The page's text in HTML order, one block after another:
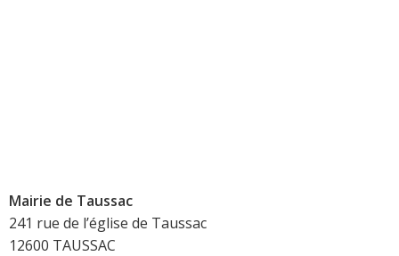
Mairie de Taussac
241 rue de l’église de Taussac
12600 TAUSSAC